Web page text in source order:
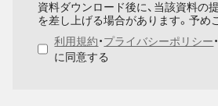
資料ダウンロード後に、当該資料の
を差し上げる場合があります。予め
利用規約・プライバシーポリシー
に同意する